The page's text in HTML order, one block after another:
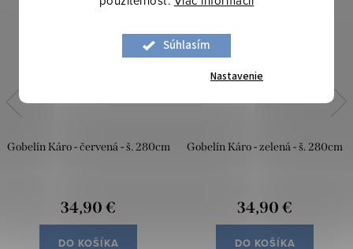
Súhlasím
Nastavenie
Gobelín Káro - červená - š. 280cm
34,90 €
DO KOŠÍKA
Gobelín Káro - zelená - š. 280cm
34,90 €
DO KOŠÍKA